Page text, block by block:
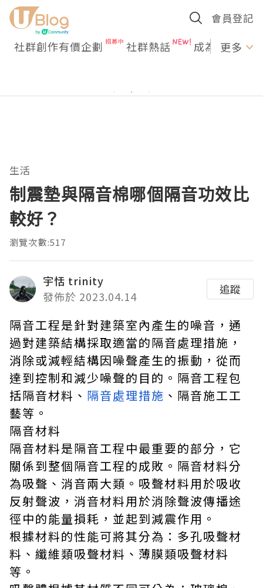
會員登記
社群創作有價企劃 社群熱話 成為U更多
生活
制震墊與隔音棉哪個隔音功效比
較好？
瀏覽次數:517
宇恬 trinity
發佈於 2023.04.14
追蹤
隔音工程是針對建築室內產生的噪音，通
過對建築結構採取適當的隔音處理措施，
消除或減輕結構因噪聲產生的振動，從而
達到控制和減少噪聲的目的。隔音工程包
括隔音材料、 隔音處理措施 、隔音施工工
藝等。
隔音材料
隔音材料是隔音工程中最重要的部分，它
關係到整個隔音工程的成敗。隔音材料分
為吸聲、消音兩大類。吸聲材料用於吸收
反射聲波，消音材料用於消除聲波傳播途
徑中的能量損耗，並起到減震作用。
根據材料的性能可將其分為：多孔吸聲材
料、纖維類吸聲材料、薄膜類吸聲材料
等。